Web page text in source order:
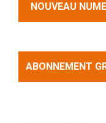
NOUVEAU
ABONNEMENT